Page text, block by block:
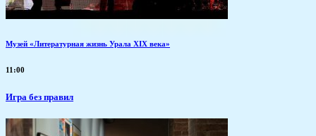
Музей «Литературная жизнь Урала XIX века»
11:00
​Игра без правил